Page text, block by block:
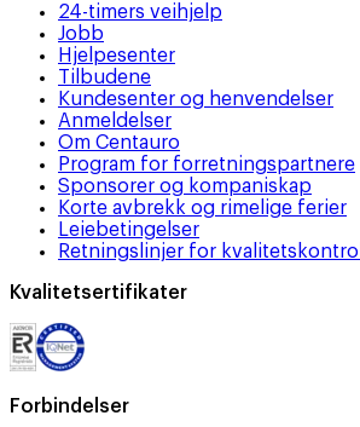
24-timers veihjelp
Jobb
Hjelpesenter
Tilbudene
Kundesenter og henvendelser
Anmeldelser
Om Centauro
Program for forretningspartnere
Sponsorer og kompaniskap
Korte avbrekk og rimelige ferier
Leiebetingelser
Retningslinjer for kvalitetskontroll
Kvalitetsertifikater
Forbindelser